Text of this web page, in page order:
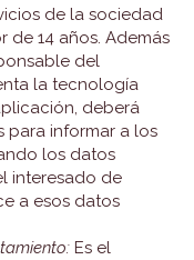
de la sociedad
de 14 años. Además
del
la tecnología
deberá
para informar a los
los datos
interesado de
a esos datos
Es el